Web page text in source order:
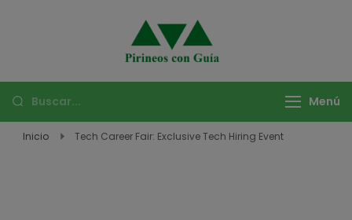
Aventuras y
Montaña
con Pirineos con Guía.
únicas de trekking,
Menú
Inicio Tech Career Fair: Exclusive Tech Hiring Event